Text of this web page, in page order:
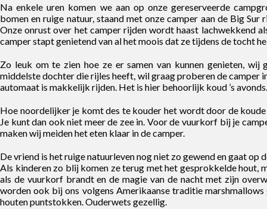
Na enkele uren komen we aan op onze gereserveerde
bomen en ruige natuur, staand met onze camper aan de Big Sur
Onze onrust over het camper rijden wordt haast lachwekkend
camper stapt genietend van al het moois dat ze tijdens de tocht
Zo leuk om te zien hoe ze er samen van kunnen genieten, wij
middelste dochter die rijles heeft, wil graag proberen de camper
automaat is makkelijk rijden. Het is hier behoorlijk koud ’s avonds.
Hoe noordelijker je komt des te kouder het wordt door de
Je kunt dan ook niet meer de zee in. Voor de vuurkorf bij je
maken wij meiden het eten klaar in de camper.
De vriend is het ruige natuurleven nog niet zo gewend en gaat op
Als kinderen zo blij komen ze terug met het gesprokkelde hout,
als de vuurkorf brandt en de magie van de nacht met zijn
worden ook bij ons volgens Amerikaanse traditie
houten puntstokken. Ouderwets gezellig.